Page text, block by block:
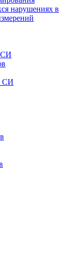
нарушениях в
СИ
СИ